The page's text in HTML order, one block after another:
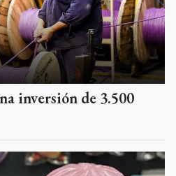
inversión de 3.500